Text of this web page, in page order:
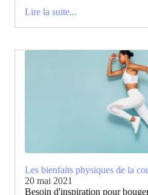
Lire la suite...
Les bienfaits physiques de la
20 mai 2021
Besoin d'inspiration pour